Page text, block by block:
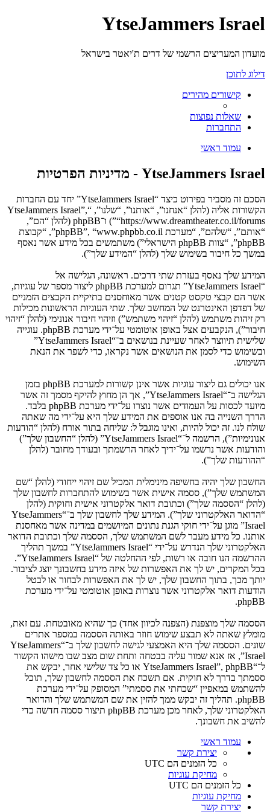
YtseJammers Israel
מועדון המעריצים הרשמי של דרים ת'יאטר בישראל
דילוג לתוכן
קישורים מהירים
שאלות נפוצות
התחברות
עמוד ראשי
YtseJammers Israel - מדיניות הפרטיות
הסכם זה מסביר בפירוט כיצד “YtseJammers Israel” יחד עם החברות
הקשורות אליה (להלן “אנחנו”, “אותנו”, “שלנו”, “YtseJammers Israel”,
“https://www.dreamtheater.co.il/forums”) ו־phpBB (להלן “הם”,
“אותם”, “שלהם”, “מערכת phpBB”, “www.phpbb.co.il”, “קבוצת
phpBB”, “צוות phpBB הישראלי”) משתמשים בכל מידע אשר נאסף
במשך כל חיבור בשימוש שלך (להלן “המידע שלך”).
המידע שלך נאסף בעזרת שתי דרכים. ראשונה, הגלישה אל
“YtseJammers Israel” תגרום למערכת phpBB ליצור מספר של עוגיות,
אשר הם קבצי טקסט קטנים אשר מאוחסנים בתיקיית הקבצים הזמניים
של דפדפן האינטרנט של המחשב שלך. שתי העוגיות הראשונות מכילות
רק זיהות משתמש (להלן “זיהוי משתמש”) וזיהוי חיבור אנונימי (להלן “זיהוי
חיבור”), הנקבעים אצל באופן אוטומטי על־ידי מערכת phpBB. עוגייה
שלישית תיווצר לאחר שעיינת בנושאים ב־“YtseJammers Israel”
ובשימוש כדי לסמן את הנושאים אשר נקראו, כדי לשפר את הנאת
השימוש.
אנו יכולים גם ליצור עוגיות אשר אינן קשורות למערכת phpBB בזמן
הגלישה ב־“YtseJammers Israel”, אך הן מחוץ להיקף מסמך זה אשר
מיועד לכסות על העמודים אשר נוצרו על־ידי מערכת phpBB בלבד.
הדרך השנייה בה אנו אוספים את המידע שלך היא על־ידי מה שאתה
שולח לנו. זה יכול להיות, ואינו מוגבל ל: שליחה בתור אורח (להלן “הודעות
אנונימיות”), הרשמה ל־“YtseJammers Israel” (להלן “החשבון שלך”)
והודעות אשר נרשמו על־ידיך לאחר הרשמתך ובעודך מחובר (להלן
“ההודעות שלך”).
החשבון שלך יהיה בחשיפה מינימלית המכיל שם זיהוי ייחודי (להלן “שם
המשתמש שלך”), ססמה אישית אשר בשימוש להתחברות לחשבון שלך
(להלן “הססמה שלך”) וכתובת דואר אלקטרוני אישית וחוקית (להלן
“הדואר האלקטרוני שלך”). המידע שלך לחשבון שלך ב־“YtseJammers
Israel” מוגן על־ידי חוקי הגנת נתונים המיושמים במדינה אשר מאחסנת
אותנו. כל מידע מעבר לשם המשתמש שלך, הססמה שלך וכתובת הדואר
האלקטרוני שלך הנדרש על־ידי “YtseJammers Israel” במשך תהליך
ההרשמה הנו חובה או רשות, לפי ההחלטה של “YtseJammers Israel”.
בכל המקרים, יש לך את האפשרות של איזה מידע בחשבונך יוצג לציבור.
יותך מכך, בתוך החשבון שלך, יש לך את האפשרות לבחור או לבטל
הודעות דואר אלקטרוני אשר נוצרות באופן אוטומטי על־ידי מערכת
phpBB.
הססמה שלך מוצפנת (הצפנה לכיוון אחד) כך שהיא מאובטחת. עם זאת,
מומלץ שאתה לא תבצע שימוש חוזר באותה הססמה במספר אתרים
שונים. הססמה שלך היא האמצעי לגישה לחשבון שלך ב־“YtseJammers
Israel”, אז אנא שמור עליה בבטחה ותחת שום מצב שבו מישהו הקשור
ל־“YtseJammers Israel”, phpBB או כל צד שלישי אחר, יבקש את
ססמתך בדרך לא חוקית. אם תשכח את הססמה לחשבון שלך, תוכל
להשתמש במאפיין “שכחתי את ססמתי” המסופק על־ידי מערכת
phpBB. תהליך זה יבקש ממך להזין את שם המשתמש שלך והדואר
האלקטרוני שלך, לאחר מכן מערכת phpBB תיצור ססמה חדשה כדי
להשיב את חשבונך.
עמוד ראשי
יצירת קשר
כל הזמנים הם UTC
מחיקת עוגיות
כל הזמנים הם UTC
מחיקת עוגיות
יצירת קשר